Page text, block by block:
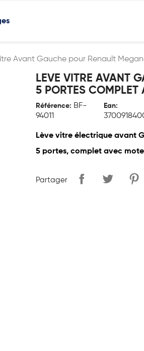
Avant Gauche pour Renault
LEVE VITRE AVANT
5 PORTES COMPLET
Référence: BF-
94011
Ean:
Lève vitre électrique avant
5 portes, complet avec
Partager